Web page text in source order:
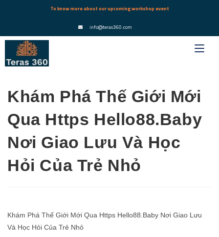
To know more about our upcoming workshop event
info@teras360.com
Khám Phá Thế Giới Mới
Qua Https Hello88.Baby
Nơi Giao Lưu Và Học
Hỏi Của Trẻ Nhỏ
Khám Phá Thế Giới Mới Qua Https Hello88.Baby Nơi Giao Lưu
Và Học Hỏi Của Trẻ Nhỏ